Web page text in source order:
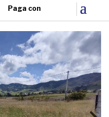
Paga con